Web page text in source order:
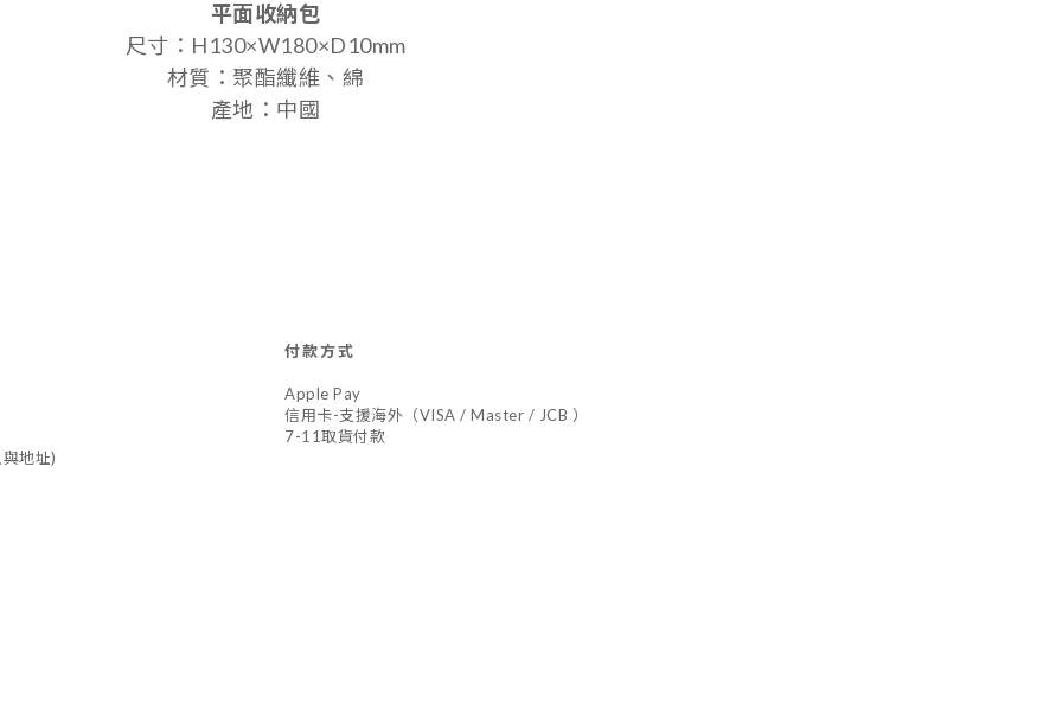
平面收納包
尺寸：H130×W180×D10mm
材質：聚酯纖維、綿
產地：中國
地址)
付款方式
Apple Pay
信用卡-支援海外（VISA / Master / JCB ）
7-11取貨付款